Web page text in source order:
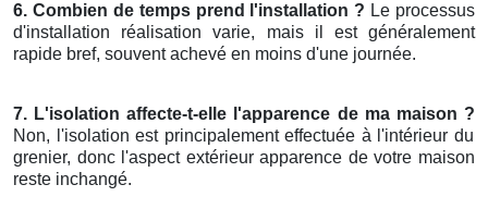
6. Combien de temps prend l'installation ? Le processus
d'installation réalisation varie, mais il est généralement
rapide bref, souvent achevé en moins d'une journée.
7. L'isolation affecte-t-elle l'apparence de ma maison ?
Non, l'isolation est principalement effectuée à l'intérieur du
grenier, donc l'aspect extérieur apparence de votre maison
reste inchangé.